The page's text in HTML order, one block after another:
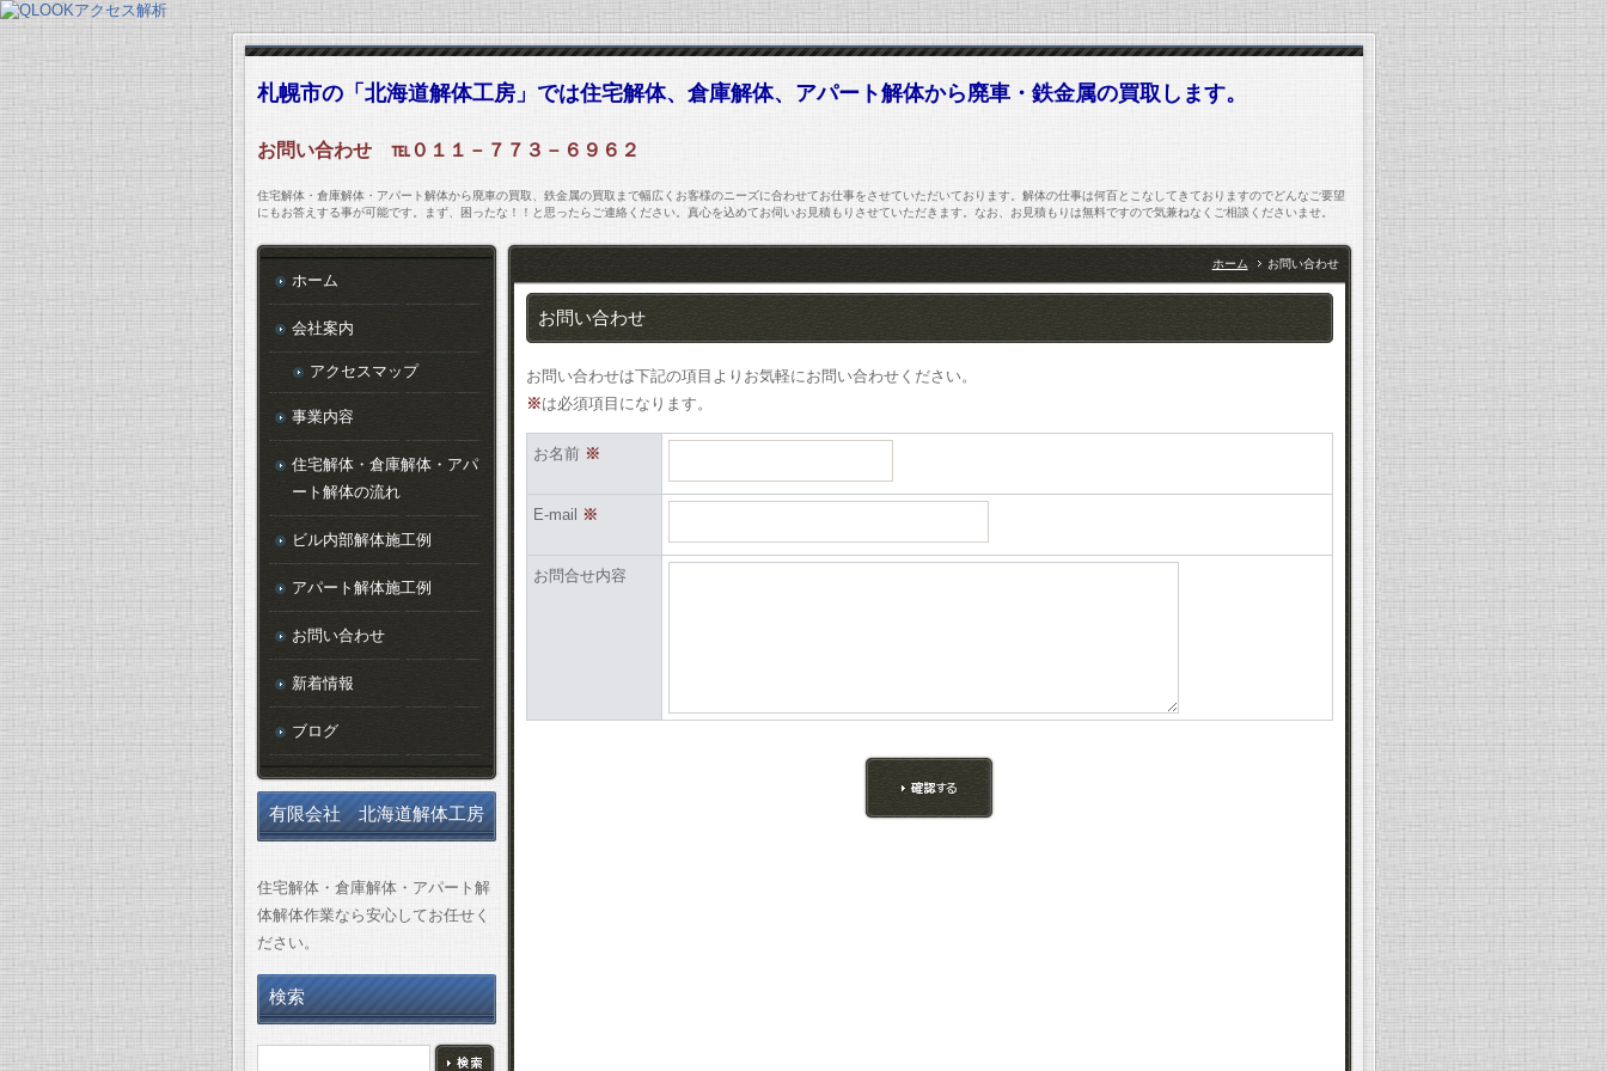
札幌市の「北海道解体工房」では住宅解体、倉庫解体、アパート解体から廃車・鉄金属の買取します。
お問い合わせ ℡０１１－７７３－６９６２
住宅解体・倉庫解体・アパート解体から廃車の買取、鉄金属の買取まで幅広くお客様のニーズに合わせてお仕事をさせていただいております。解体の仕事は何百とこなしてきておりますのでどんなご要望
にもお答えする事が可能です。まず、困ったな！！と思ったらご連絡ください。真心を込めてお伺いお見積もりさせていただきます。なお、お見積もりは無料ですので気兼ねなくご相談くださいませ。
ホーム お問い合わせ
お問い合わせ
お問い合わせは下記の項目よりお気軽にお問い合わせください。
※は必須項目になります。
お名前 ※
E-mail ※
お問合せ内容
ホーム
会社案内
アクセスマップ
事業内容
住宅解体・倉庫解体・アパ
ート解体の流れ
ビル内部解体施工例
アパート解体施工例
お問い合わせ
新着情報
ブログ
有限会社 北海道解体工房
住宅解体・倉庫解体・アパート解
体解体作業なら安心してお任せく
ださい。
検索